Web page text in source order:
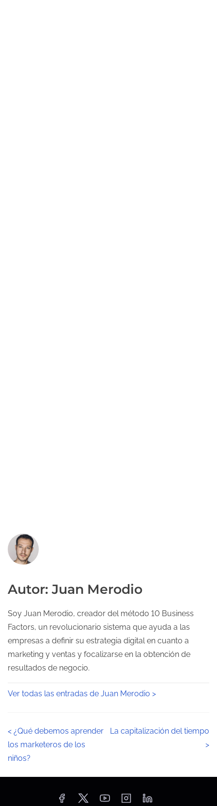
Autor: Juan Merodio
Soy Juan Merodio, creador del método 10 Business
Factors, un revolucionario sistema que ayuda a las
empresas a definir su estrategia digital en cuanto a
marketing y ventas y focalizarse en la obtención de
resultados de negocio.
Ver todas las entradas de Juan Merodio >
N
a
< ¿Qué debemos aprender
los marketeros de los
niños?
La capitalización del tiempo
>